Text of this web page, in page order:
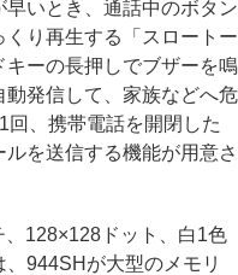
いとき、通話中のボタン
り再生する「スロートー
ーの長押しでブザーを鳴
発信して、家族などへ危
、携帯電話を開閉した
を送信する機能が用意さ
128×128ドット、白1色
944SHが大型のメモリ